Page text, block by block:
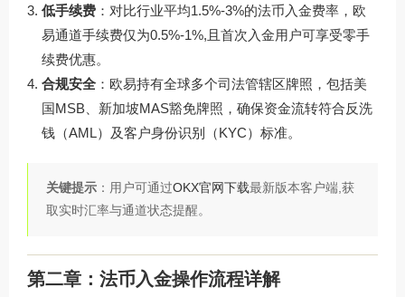
低手续费 ：对比行业平均1.5%-3%的法币入金费率，欧
易通道手续费仅为0.5%-1%,且首次入金用户可享受零手
续费优惠。
合规安全：欧易持有全球多个司法管辖区牌照，包括美
国MSB、新加坡MAS豁免牌照，确保资金流转符合反洗
钱（AML）及客户身份识别（KYC）标准。
关键提示 ：用户可通过OKX官网下载最新版本客户端,获
取实时汇率与通道状态提醒。
第二章：法币入金操作流程详解